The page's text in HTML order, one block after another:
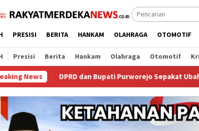
PRESISI BERITA HANKAM OLAHRAGA OTOMOTIF
Presisi Berita Hankam Olahraga Otomotif
News
dan Bupati Purworejo Sepakat Ubah APBD 2026,